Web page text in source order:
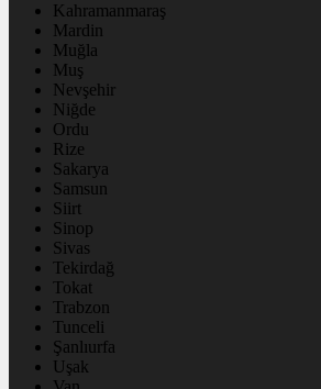
Kahramanmaraş
Mardin
Muğla
Muş
Nevşehir
Niğde
Ordu
Rize
Sakarya
Samsun
Siirt
Sinop
Sivas
Tekirdağ
Tokat
Trabzon
Tunceli
Şanlıurfa
Uşak